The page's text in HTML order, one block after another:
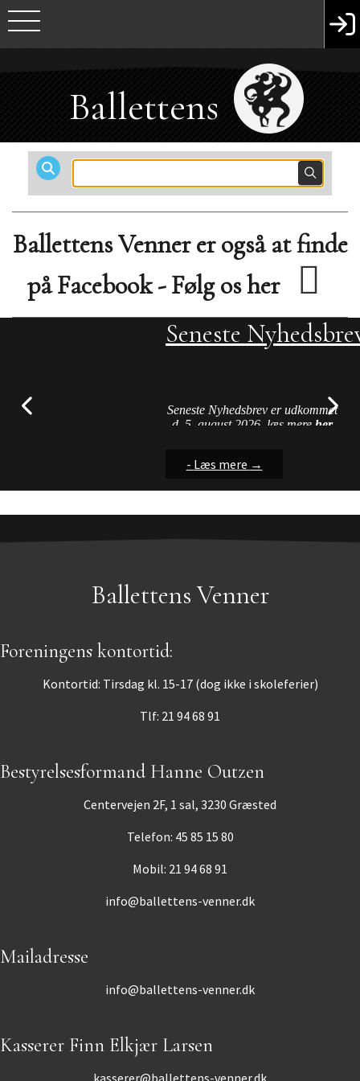
Ballettens
Venner
Ballettens Venner er også at finde
på Facebook - Følg os her
Seneste
Seneste Nyhedsbrev er udkommet
d. 5. august 2026, læs mere her
- Læs mere →
Streamingstilbud
- Læs mere →
FAQ - Hjælp på
hyppigt er præsenteret for ved
brug af hjemmesiden....
- Læs mere →
Ballettens Venner
Foreningens kontortid:
Kontortid: Tirsdag kl. 15-17 (dog ikke i skoleferier)
Tlf: 21 94 68 91
Bestyrelsesformand Hanne Outzen
Centervejen 2F, 1 sal, 3230 Græsted
Telefon: 45 85 15 80
Mobil: 21 94 68 91
info@ballettens-venner.dk
Mailadresse
info@ballettens-venner.dk
Kasserer Finn Elkjær Larsen
kasserer@ballettens-venner.dk